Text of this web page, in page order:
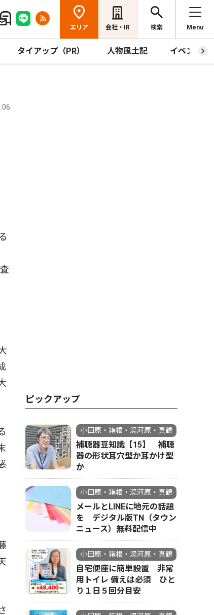
エリア 会社・IR 検索 Menu
タイアップ（PR） 人物風土記 イベント
ピックアップ
小田原・箱根・湯河原・真鶴
補聴器豆知識【15】 補聴
器の形状耳穴型か耳かけ型
か
小田原・箱根・湯河原・真鶴
メールとLINEに地元の話題
を デジタル版TN（タウン
ニュース）無料配信中
小田原・箱根・湯河原・真鶴
自宅便座に簡単設置 非常
用トイレ 備えは必須 ひと
り１日５回分目安